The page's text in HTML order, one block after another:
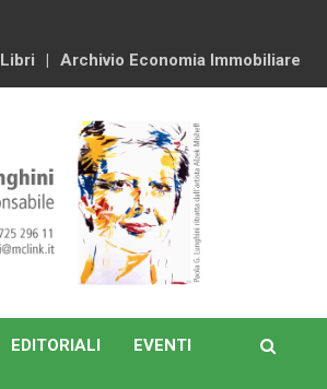
Libri Archivio Economia Immobiliare
EDITORIALI EVENTI